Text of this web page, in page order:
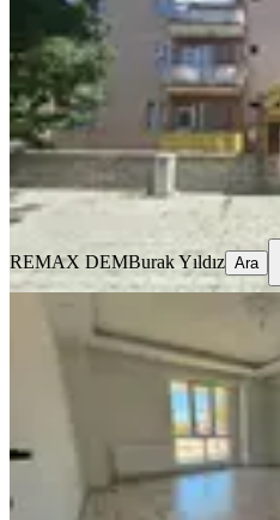
Merkez,
3+1·135 m²
15.500 ₺
REMAX DEM Burak Yıldız
Ara
REMAX DEMBurak Yıldız Ara
🏡 Kiralık
Merkez, Kazım
2+1·90 m²
22.000 ₺